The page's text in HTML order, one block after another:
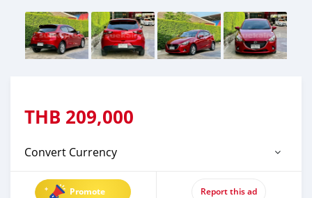
THB 209,000
Convert Currency
Promote Report this ad